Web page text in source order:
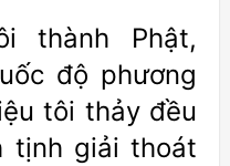
thành Phật,
độ phương
tôi thảy đều
tịnh giải thoát